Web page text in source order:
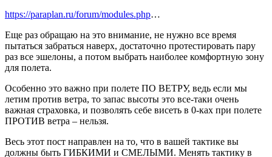
https://paraplan.ru/forum/modules.php…
Еще раз обращаю на это внимание, не нужно все время
пытаться забраться наверх, достаточно протестировать пару
раз все эшелоны, а потом выбрать наиболее комфортную зону
для полета.
Особенно это важно при полете ПО ВЕТРУ, ведь если мы
летим против ветра, то запас высоты это все-таки очень
важная страховка, и позволять себе висеть в 0-ках при полете
ПРОТИВ ветра – нельзя.
Весь этот пост направлен на то, что в вашей тактике вы
должны быть ГИБКИМИ и СМЕЛЫМИ. Менять тактику в